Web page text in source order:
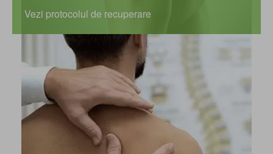
Vezi protocolul de recuperare